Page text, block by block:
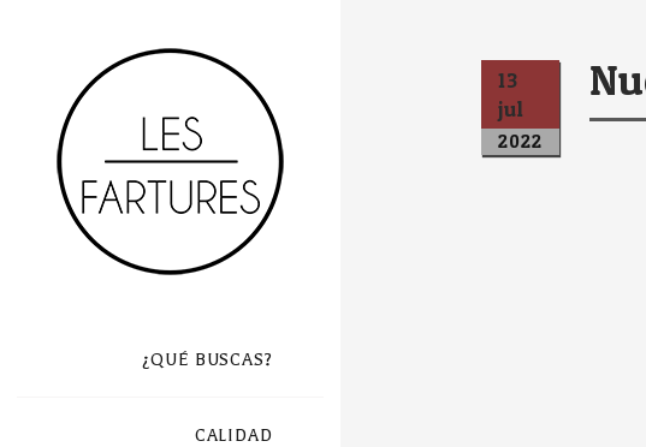
¿QUÉ BUSCAS?
CALIDAD
13
jul
2022